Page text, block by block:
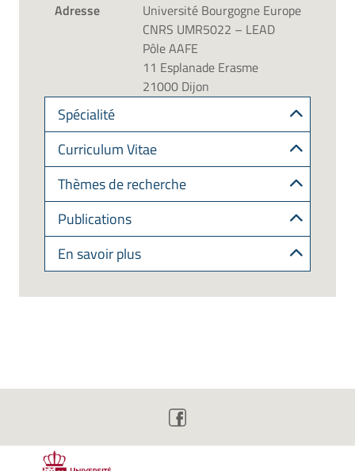
Adresse
Université Bourgogne Europe
CNRS UMR5022 – LEAD
Pôle AAFE
11 Esplanade Erasme
21000 Dijon
Spécialité
Curriculum Vitae
Thèmes de recherche
Publications
En savoir plus